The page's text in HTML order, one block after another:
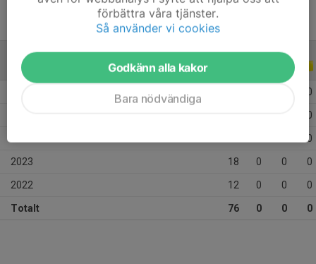
ALLA SERIER ALLA ÅR
0
0
0
2023 18 0 0 0
2022 12 0 0 0
Totalt 76 0 0 0
förbättra våra tjänster.
Så använder vi cookies
Godkänn alla kakor
Bara nödvändiga